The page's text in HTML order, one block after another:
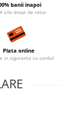
banii inapoi
zile drept de retur
Plata online
in siguranta cu cardul